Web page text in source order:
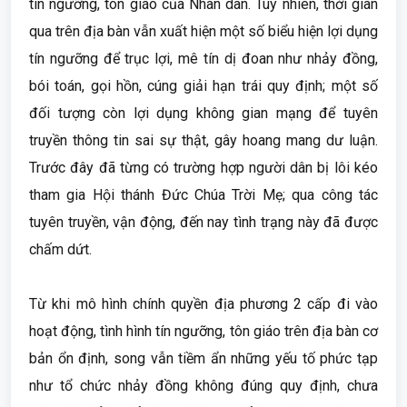
tín ngưỡng, tôn giáo của Nhân dân. Tuy nhiên, thời gian
qua trên địa bàn vẫn xuất hiện một số biểu hiện lợi dụng
tín ngưỡng để trục lợi, mê tín dị đoan như nhảy đồng,
bói toán, gọi hồn, cúng giải hạn trái quy định; một số
đối tượng còn lợi dụng không gian mạng để tuyên
truyền thông tin sai sự thật, gây hoang mang dư luận.
Trước đây đã từng có trường hợp người dân bị lôi kéo
tham gia Hội thánh Đức Chúa Trời Mẹ; qua công tác
tuyên truyền, vận động, đến nay tình trạng này đã được
chấm dứt.
Từ khi mô hình chính quyền địa phương 2 cấp đi vào
hoạt động, tình hình tín ngưỡng, tôn giáo trên địa bàn cơ
bản ổn định, song vẫn tiềm ẩn những yếu tố phức tạp
như tổ chức nhảy đồng không đúng quy định, chưa